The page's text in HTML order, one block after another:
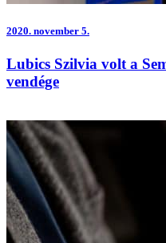
2020. november 5.
Lubics Szilvia volt a
vendége